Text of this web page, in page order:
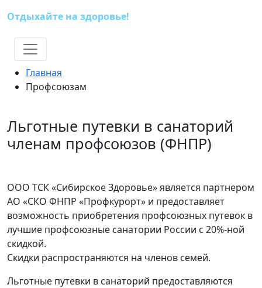
Отдыхайте на здоровье!
Главная
Профсоюзам
Льготные путевки в санаторий
членам профсоюзов (ФНПР)
ООО ТСК «Сибирское Здоровье» является партнером
АО «СКО ФНПР «Профкурорт» и предоставляет
возможность приобретения профсоюзных путевок в
лучшие профсоюзные санатории России с 20%-ной
скидкой.
Скидки распространяются на членов семей.
Льготные путевки в санаторий предоставляются